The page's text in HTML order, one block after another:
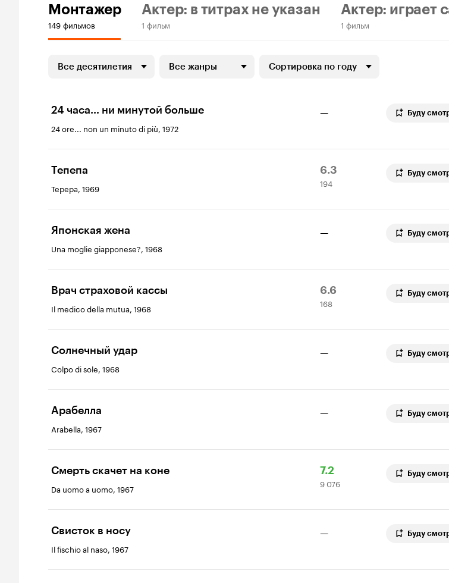
Монтажер
149 фильмов
Актер: в титрах не указан
1 фильм
Актер: играет
1 фильм
Все десятилетия Все жанры Сортировка по году
24 часа… ни минутой больше
24 ore... non un minuto di più, 1972
— Буду
Тепепа
Tepepa, 1969
Рейтинг
Кинопоиска
6.3
194
оценки
194
Буду
Японская жена
Una moglie giapponese?, 1968
— Буду
Врач страховой кассы
Il medico della mutua, 1968
Рейтинг
Кинопоиска
6.6
168
оценок
168
Буду
Солнечный удар
Colpo di sole, 1968
— Буду
Арабелла
Arabella, 1967
— Буду
Смерть скачет на коне
Da uomo a uomo, 1967
Рейтинг
Кинопоиска
7.2
9
076
9 076
Буду
Свисток в носу
Il fischio al naso, 1967
— Буду